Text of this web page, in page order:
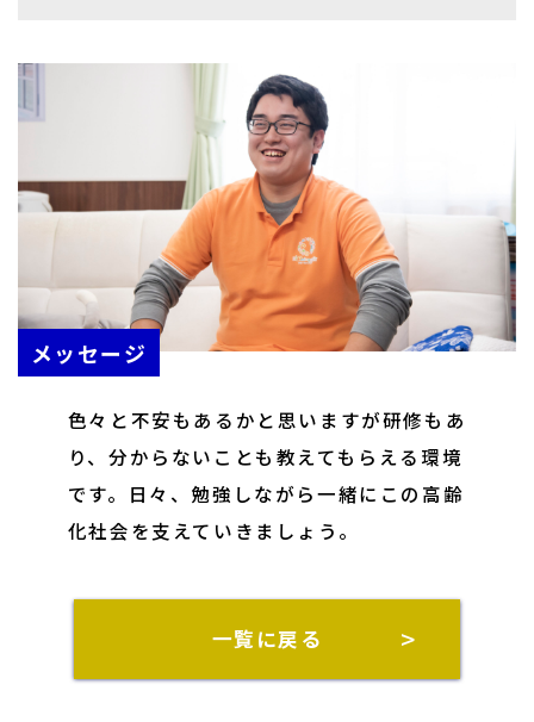
メッセージ
色々と不安もあるかと思いますが研修もあ
り、分からないことも教えてもらえる環境
です。日々、勉強しながら一緒にこの高齢
化社会を支えていきましょう。
一覧に戻る